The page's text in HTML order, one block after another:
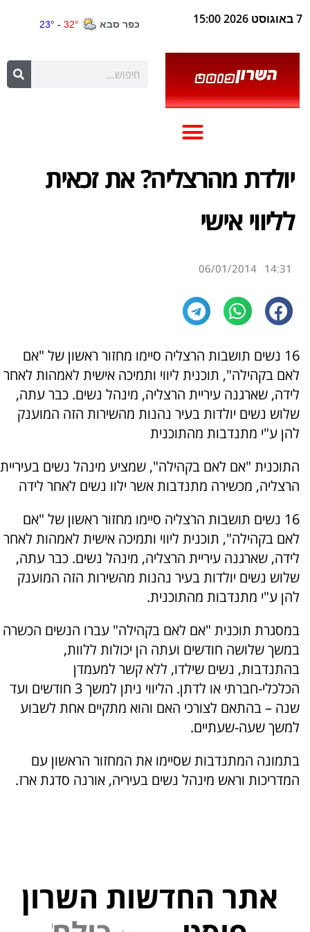
7 באוגוסט 2026 15:00
יולדת מהרצליה? את זכאית
לליווי אישי
14:31
06/01/2014
16 נשים תושבות הרצליה סיימו מחזור ראשון של "אם
לאם בקהילה", תוכנית ליווי ותמיכה אישית לאמהות לאחר
לידה, שארגנה עיריית הרצליה, מינהל נשים. כבר עתה,
שלוש נשים יולדות בעיר נהנות מהשירות הזה המוענק
להן ע"י מתנדבות מהתוכנית
התוכנית "אם לאם בקהילה", שמציע מינהל נשים בעיריית
הרצליה, מכשירה מתנדבות אשר ילוו נשים לאחר לידה
16 נשים תושבות הרצליה סיימו מחזור ראשון של "אם
לאם בקהילה", תוכנית ליווי ותמיכה אישית לאמהות לאחר
לידה, שארגנה עיריית הרצליה, מינהל נשים. כבר עתה,
שלוש נשים יולדות בעיר נהנות מהשירות הזה המוענק
להן ע"י מתנדבות מהתוכנית.
במסגרת תוכנית "אם לאם בקהילה" עברו הנשים הכשרה
במשך שלושה חודשים ועתה הן יכולות ללוות,
בהתנדבות, נשים שילדו, ללא קשר למעמדן
הכלכלי-חברתי או לדתן. הליווי ניתן למשך 3 חודשים ועד
שנה – בהתאם לצורכי האם והוא מתקיים אחת לשבוע
למשך שעה-שעתיים.
בתמונה המתנדבות שסיימו את המחזור הראשון עם
המדריכות וראש מינהל נשים בעיריה, אורנה סדגת ארז.
אתר החדשות השרון